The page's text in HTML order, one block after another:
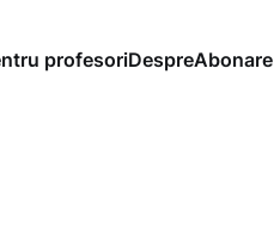
profesoriDespreAbonare